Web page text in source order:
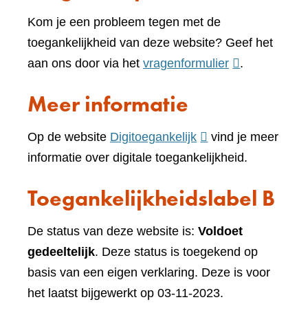
Kom je een probleem tegen met de
toegankelijkheid van deze website? Geef het
aan ons door via het vragenformulier(verwijst
website)
.
Meer informatie
Op de website Digitoegankelijk(verwijst
naar
andere
vind je meer
informatie over digitale toegankelijkheid.
Toegankelijkheidslabel B
De status van deze website is: Voldoet
gedeeltelijk. Deze status is toegekend op
basis van een eigen verklaring. Deze is voor
het laatst bijgewerkt op 03-11-2023.